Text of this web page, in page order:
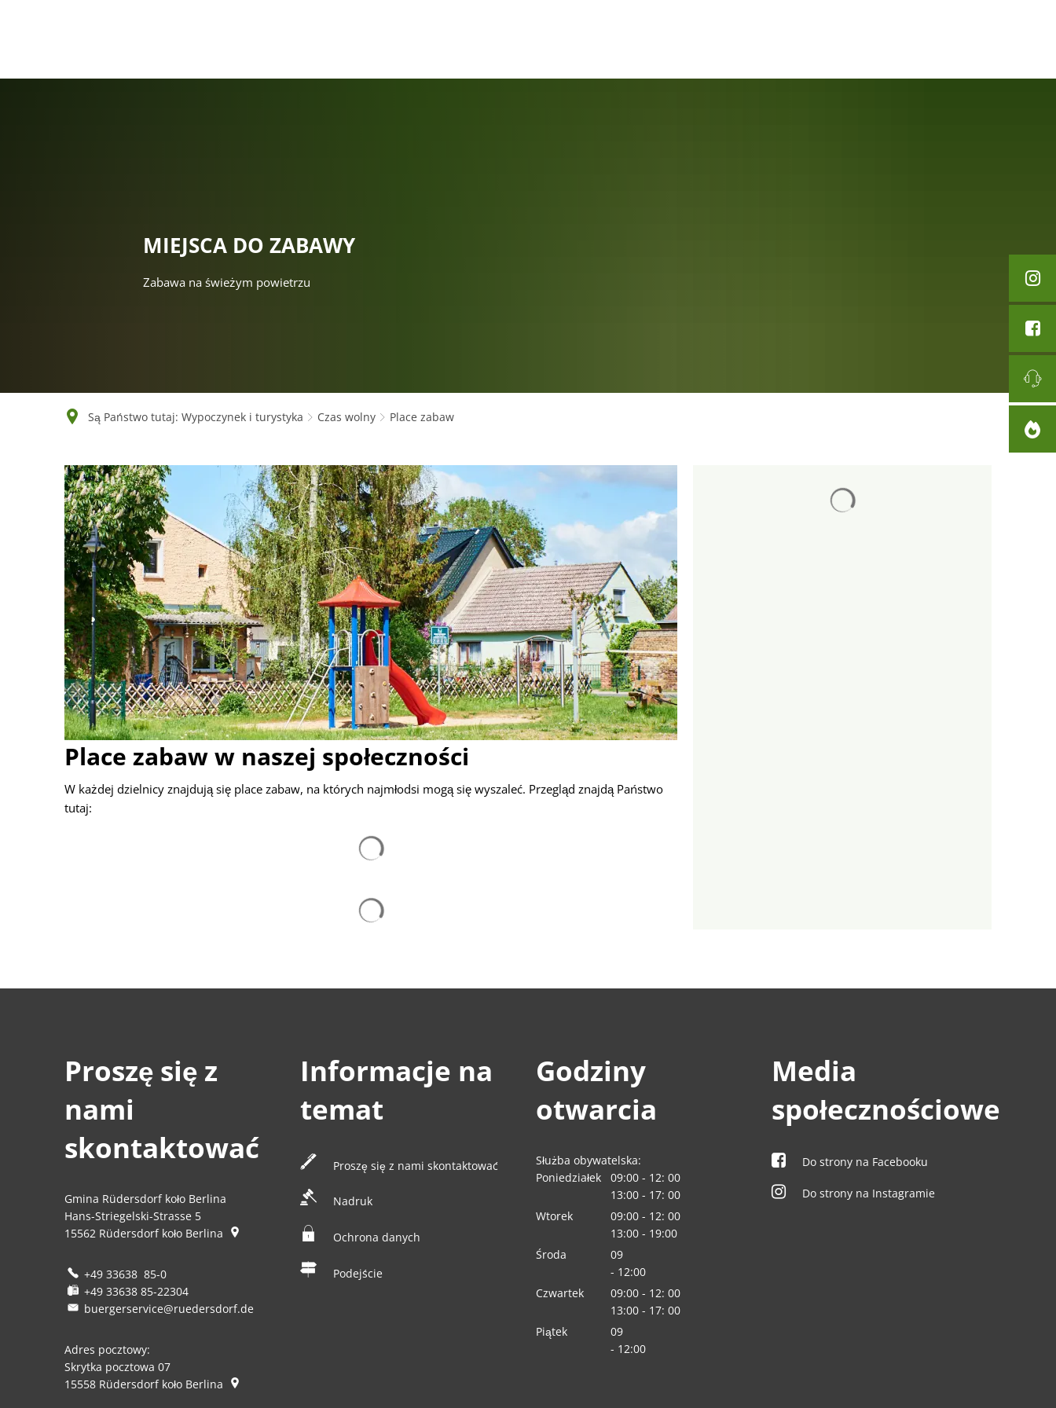
MIEJSCA DO ZABAWY
Zabawa na świeżym powietrzu
Są Państwo tutaj: Wypoczynek i turystyka Czas wolny Place zabaw
zabaw
Place zabaw w naszej społeczności
W każdej dzielnicy znajdują się place zabaw, na których najmłodsi mogą się wyszaleć. Przegląd znajdą Państwo
tutaj:
Proszę się z
nami
skontaktować
Gmina Rüdersdorf koło Berlina
Hans-Striegelski-Strasse 5
15562 Rüdersdorf koło Berlina
+49 33638 85-0
+49 33638 85-22304
buergerservice@ruedersdorf.de
Adres pocztowy:
Skrytka pocztowa 07
15558 Rüdersdorf koło Berlina
Informacje na
temat
Proszę się z nami skontaktować
Nadruk
Ochrona danych
Podejście
Godziny
otwarcia
Służba obywatelska:
Poniedziałek
09:00 - 12: 00
Od
09:00 do 12:00
13:00 - 17: 00
Od 13:00 do 17:00
Wtorek 09:00 - 12: 00
Od
09:00 do 12:00
13:00 - 19:00
Od 13:00 do 19:00
Środa
09
:00
- 12:00
Od 09:00 do 12:00
Czwartek 09:00 - 12: 00
Od
09:00 do 12:00
13:00 - 17: 00
Od 13:00 do 17:00
Piątek
09
:00
- 12:00
Media
społecznościowe
Do strony na Facebooku
Do strony na Instagramie